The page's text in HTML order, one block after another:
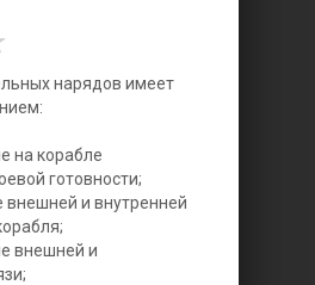
нарядов имеет
на корабле
готовности;
внешней и внутренней
внешней и